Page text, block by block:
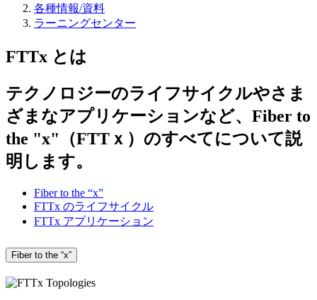
各種情報/資料
ラーニングセンター
FTTx とは
テクノロジーのライフサイクルやさま
ざまなアプリケーションなど、Fiber to
the "x"（FTTｘ）のすべてについて説
明します。
Fiber to the “x”
FTTx のライフサイクル
FTTx アプリケーション
Fiber to the “x”